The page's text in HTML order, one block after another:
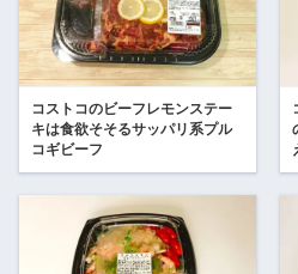
コストコのビーフレモンステー
キは食欲そそるサッパリ系プル
コギビーフ